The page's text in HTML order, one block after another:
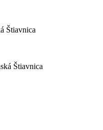
Štiavnica
Štiavnica